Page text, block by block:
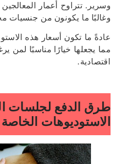
وسرير. تتراوح أعمار
وغالبًا ما يكونون من جنسيات
عادةً ما تكون أسعار هذه
مما يجعلها خيارًا مناسبًا لمن
اقتصادية.
طرق الدفع لجلسات
الاستوديوهات الخاصة